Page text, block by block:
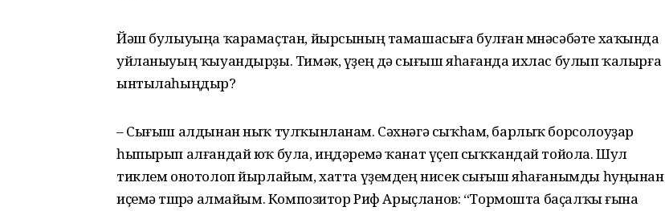
Йәш булыуыңа ҡарамаҫтан, йырсының тамашасыға булған мөнәсәбәте хаҡында
уйланыуың ҡыуандырҙы. Тимәк, үҙең дә сығыш яһағанда ихлас булып ҡалырға
ынтылаһыңдыр?
– Сығыш алдынан ныҡ тулҡынланам. Сәхнәгә сыҡһам, барлыҡ борсолоуҙар
һыпырып алғандай юҡ була, иңдәремә ҡанат үҫеп сыҡҡандай тойола. Шул
тиклем онотолоп йырлайым, хатта үҙемдең нисек сығыш яһағанымды һуңынан
иҫемә төшөрә алмайым. Композитор Риф Арыҫланов: “Тормошта баҫалҡы ғына